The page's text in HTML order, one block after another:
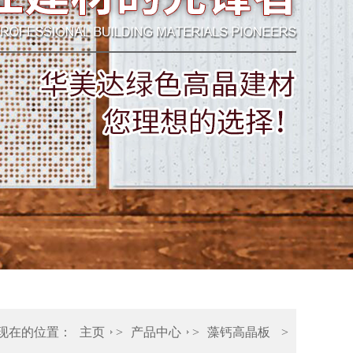
在的位置： 主页 > 产品中心 > 藻钙高晶板 >